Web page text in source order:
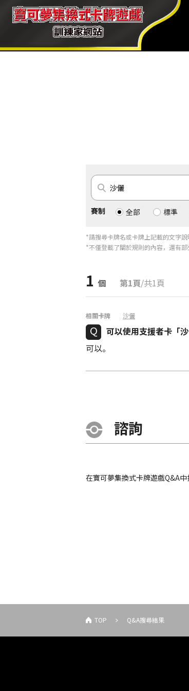
賽制 全部 標準
*請搜尋卡牌名或卡牌上記載的文字說
*不僅登載了關於規則的內容，還有部
1 個 第1頁/共1頁
相關卡牌 沙儷
可以使用支援者卡「
可以。
諮詢
在寶可夢集換式卡牌遊戲Q&A中
TOP Q&A搜尋結果